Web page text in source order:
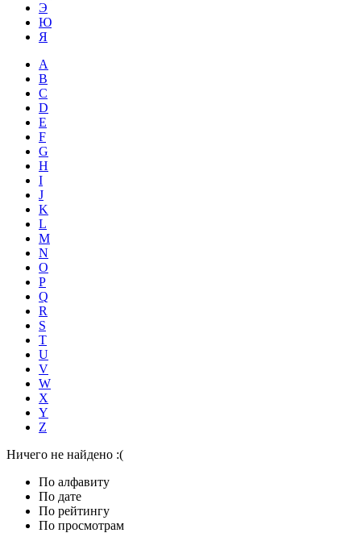
Э
Ю
Я
A
B
C
D
E
F
G
H
I
J
K
L
M
N
O
P
Q
R
S
T
U
V
W
X
Y
Z
Ничего не найдено :(
По алфавиту
По дате
По рейтингу
По просмотрам